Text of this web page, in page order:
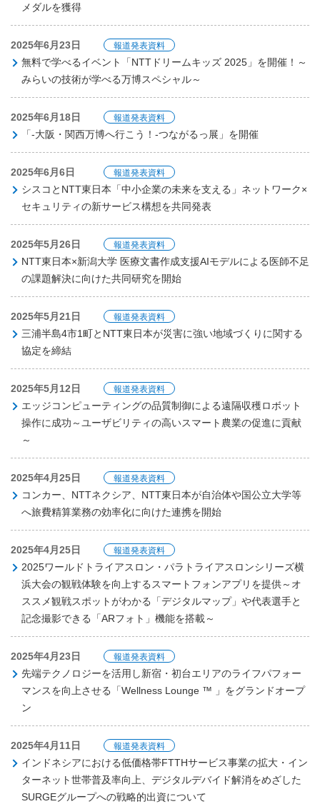
メダルを獲得
2025年6月23日 報道発表資料
無料で学べるイベント「NTTドリームキッズ 2025」を開催！～
みらいの技術が学べる万博スペシャル～
2025年6月18日 報道発表資料
「-大阪・関西万博へ行こう！-つながるっ展」を開催
2025年6月6日 報道発表資料
シスコとNTT東日本「中小企業の未来を支える」ネットワーク×
セキュリティの新サービス構想を共同発表
2025年5月26日 報道発表資料
NTT東日本×新潟大学 医療文書作成支援AIモデルによる医師不足
の課題解決に向けた共同研究を開始
2025年5月21日 報道発表資料
三浦半島4市1町とNTT東日本が災害に強い地域づくりに関する
協定を締結
2025年5月12日 報道発表資料
エッジコンピューティングの品質制御による遠隔収穫ロボット
操作に成功～ユーザビリティの高いスマート農業の促進に貢献
～
2025年4月25日 報道発表資料
コンカー、NTTネクシア、NTT東日本が自治体や国公立大学等
へ旅費精算業務の効率化に向けた連携を開始
2025年4月25日 報道発表資料
2025ワールドトライアスロン・パラトライアスロンシリーズ横
浜大会の観戦体験を向上するスマートフォンアプリを提供～オ
ススメ観戦スポットがわかる「デジタルマップ」や代表選手と
記念撮影できる「ARフォト」機能を搭載～
2025年4月23日 報道発表資料
先端テクノロジーを活用し新宿・初台エリアのライフパフォー
マンスを向上させる「Wellness Lounge ™ 」をグランドオープ
ン
2025年4月11日 報道発表資料
インドネシアにおける低価格帯FTTHサービス事業の拡大・イン
ターネット世帯普及率向上、デジタルデバイド解消をめざした
SURGEグループへの戦略的出資について